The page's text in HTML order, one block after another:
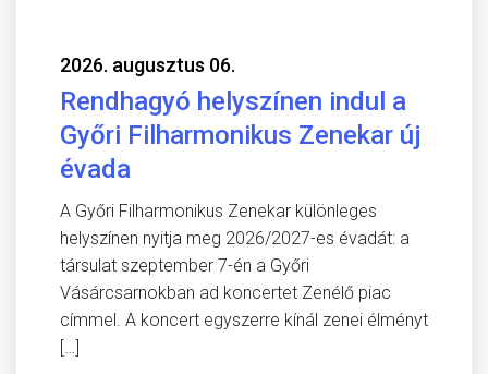
2026. augusztus 06.
Rendhagyó helyszínen indul a
Győri Filharmonikus Zenekar új
évada
A Győri Filharmonikus Zenekar különleges
helyszínen nyitja meg 2026/2027-es évadát: a
társulat szeptember 7-én a Győri
Vásárcsarnokban ad koncertet Zenélő piac
címmel. A koncert egyszerre kínál zenei élményt
[…]